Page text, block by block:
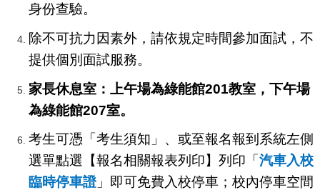
身份查驗。
除不可抗力因素外，請依規定時間參加面試，不
提供個別面試服務。
家長休息室：上午場為綠能館201教室，下午場
為綠能館207室。
考生可憑「考生須知」、或至報名報到系統左側
選單點選【報名相關報表列印】列印「 汽車入校
臨時停車證」 即可免費入校停車；校內停車空間